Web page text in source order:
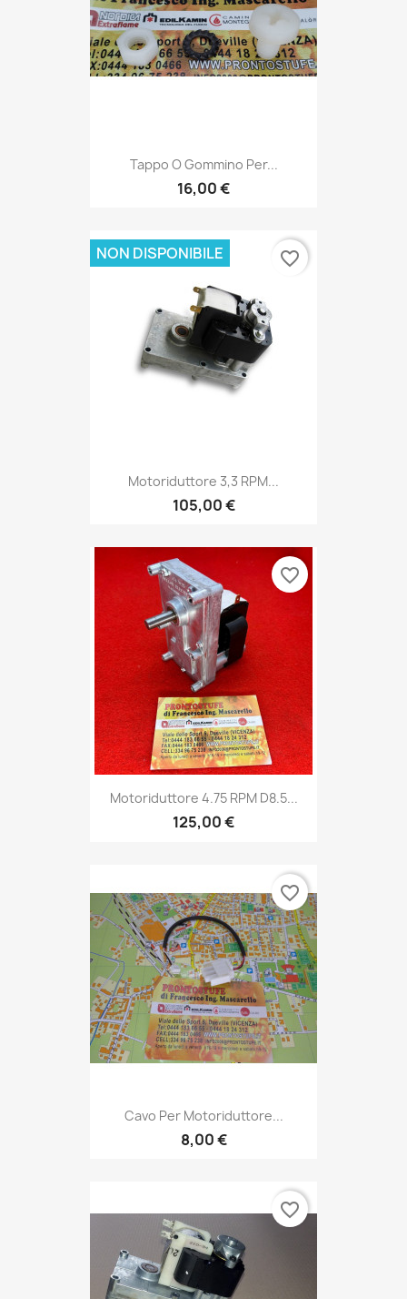
Tappo O Gommino Per...
16,00 €
Motoriduttore 3,3 RPM...
105,00 €
NON DISPONIBILE favorite_border
Motoriduttore 4.75 RPM D8.5...
125,00 €
favorite_border
Cavo Per Motoriduttore...
8,00 €
favorite_border
favorite_border